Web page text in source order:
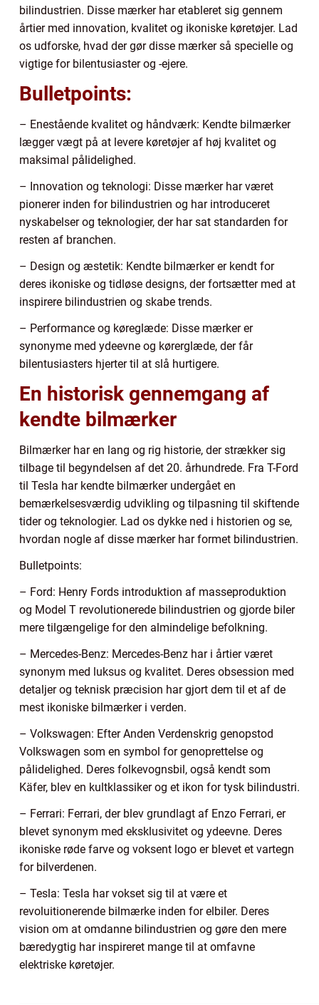
bilindustrien. Disse mærker har etableret sig gennem
årtier med innovation, kvalitet og ikoniske køretøjer. Lad
os udforske, hvad der gør disse mærker så specielle og
vigtige for bilentusiaster og -ejere.
Bulletpoints:
– Enestående kvalitet og håndværk: Kendte bilmærker
lægger vægt på at levere køretøjer af høj kvalitet og
maksimal pålidelighed.
– Innovation og teknologi: Disse mærker har været
pionerer inden for bilindustrien og har introduceret
nyskabelser og teknologier, der har sat standarden for
resten af branchen.
– Design og æstetik: Kendte bilmærker er kendt for
deres ikoniske og tidløse designs, der fortsætter med at
inspirere bilindustrien og skabe trends.
– Performance og køreglæde: Disse mærker er
synonyme med ydeevne og kørerglæde, der får
bilentusiasters hjerter til at slå hurtigere.
En historisk gennemgang af
kendte bilmærker
Bilmærker har en lang og rig historie, der strækker sig
tilbage til begyndelsen af det 20. århundrede. Fra T-Ford
til Tesla har kendte bilmærker undergået en
bemærkelsesværdig udvikling og tilpasning til skiftende
tider og teknologier. Lad os dykke ned i historien og se,
hvordan nogle af disse mærker har formet bilindustrien.
Bulletpoints:
– Ford: Henry Fords introduktion af masseproduktion
og Model T revolutionerede bilindustrien og gjorde biler
mere tilgængelige for den almindelige befolkning.
– Mercedes-Benz: Mercedes-Benz har i årtier været
synonym med luksus og kvalitet. Deres obsession med
detaljer og teknisk præcision har gjort dem til et af de
mest ikoniske bilmærker i verden.
– Volkswagen: Efter Anden Verdenskrig genopstod
Volkswagen som en symbol for genoprettelse og
pålidelighed. Deres folkevognsbil, også kendt som
Käfer, blev en kultklassiker og et ikon for tysk bilindustri.
– Ferrari: Ferrari, der blev grundlagt af Enzo Ferrari, er
blevet synonym med eksklusivitet og ydeevne. Deres
ikoniske røde farve og voksent logo er blevet et vartegn
for bilverdenen.
– Tesla: Tesla har vokset sig til at være et
revoluitionerende bilmærke inden for elbiler. Deres
vision om at omdanne bilindustrien og gøre den mere
bæredygtig har inspireret mange til at omfavne
elektriske køretøjer.